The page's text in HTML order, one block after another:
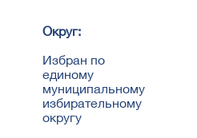
Округ:
Избран по
единому
муниципальному
избирательному
округу